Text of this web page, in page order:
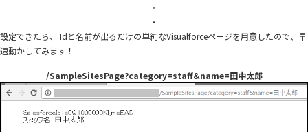
// '/staff/'で始まっていれば、スタッフレコードのIdを付与した書き換え前のURLを
            if(url.startsWith(CATEGORY_STAFF)){
myFriendlyUrls.add(new PageReference(CATEGORY_STAFF_PAGEURL +
                counter++;
                myFriendlyUrls.add(mySalesforceUrl);
            }
        }
    }
・
・
設定できたら、 Idと名前が出るだけの単純なVisualforceページを用意したので、早
速動かしてみます！
/SampleSitesPage?category=staff&name=田中太郎